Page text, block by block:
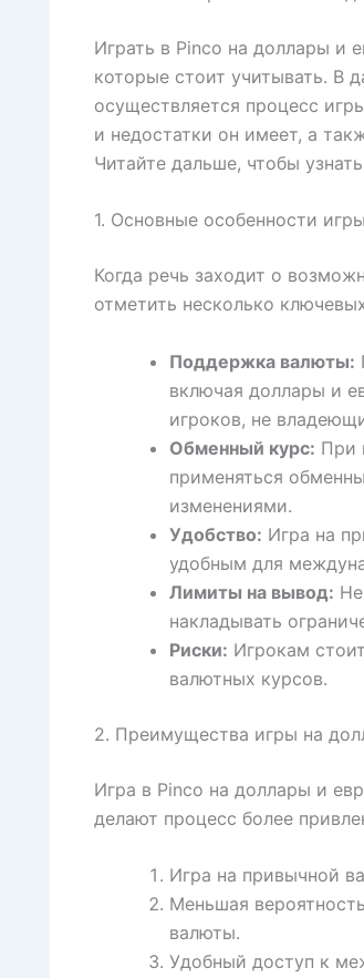
Играть в Pinco на доллары и
которые стоит учитывать. В
осуществляется процесс
и недостатки он имеет, а
Читайте дальше, чтобы
1. Основные особенности
Когда речь заходит о
отметить несколько
Поддержка валюты:
включая доллары и
игроков, не
Обменный курс: При
применяться
изменениями.
Удобство: Игра на
удобным для
Лимиты на вывод:
накладывать
Риски: Игрокам
валютных курсов.
2. Преимущества игры на
Игра в Pinco на доллары и
делают процесс более
Игра на привычной
Меньшая
валюты.
Удобный доступ к